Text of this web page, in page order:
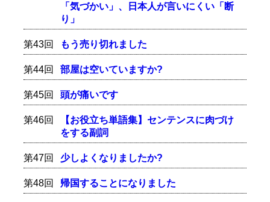
「気づかい」、日本人が言いにくい「断
り」
第43回 もう売り切れました
第44回 部屋は空いていますか?
第45回 頭が痛いです
第46回
【お役立ち単語集】センテンスに肉づけ
をする副詞
第47回 少しよくなりましたか?
第48回 帰国することになりました